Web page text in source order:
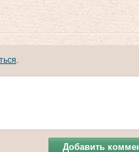
.
Добавить